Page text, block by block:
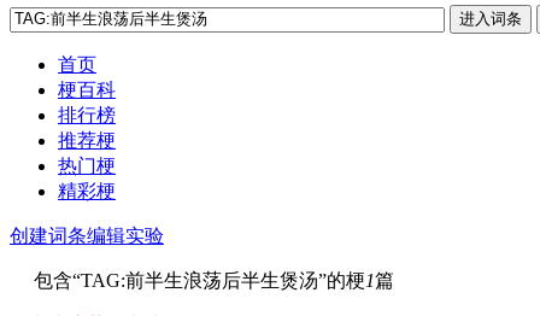
首页
梗百科
排行榜
推荐梗
热门梗
精彩梗
创建词条编辑实验
包含“TAG:前半生浪荡后半生煲汤”的梗1篇